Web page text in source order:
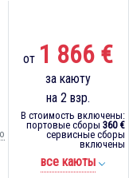
от 1 866 €
за каюту
на 2 взр.
В стоимость включены:
портовые сборы 360 €
сервисные сборы
включены
все каюты